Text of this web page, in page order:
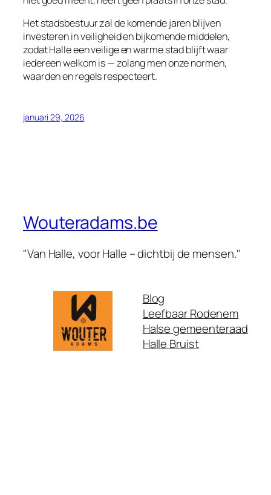
Het stadsbestuur zal de komende jaren blijven
investeren in veiligheid en bijkomende middelen,
zodat Halle een veilige en warme stad blijft waar
iedereen welkom is — zolang men onze normen,
waarden en regels respecteert.
januari 29, 2026
Wouteradams.be
"Van Halle, voor Halle – dichtbij de mensen."
Blog
Leefbaar Rodenem
Halse gemeenteraad
Halle Bruist